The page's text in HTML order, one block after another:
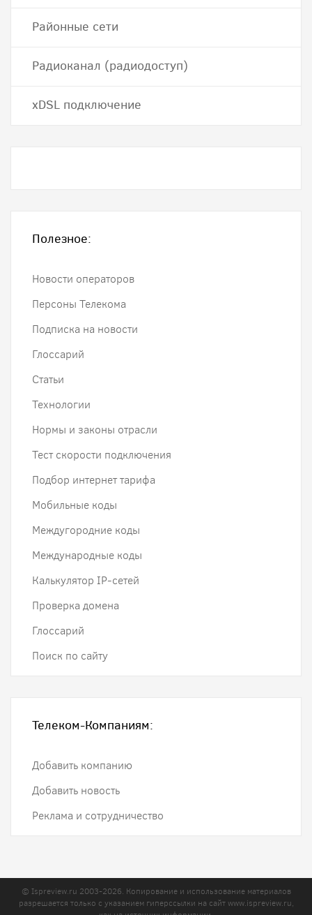
Районные сети
Радиоканал (радиодоступ)
хDSL подключение
Полезное:
Новости операторов
Персоны Телекома
Подписка на новости
Глоссарий
Статьи
Технологии
Нормы и законы отрасли
Тест скорости подключения
Подбор интернет тарифа
Мобильные коды
Междугородние коды
Международные коды
Калькулятор IP-сетей
Проверка домена
Глоссарий
Поиск по сайту
Телеком-Компаниям:
Добавить компанию
Добавить новость
Реклама и сотрудничество
© Ispreview.ru 2003-2026. Копирование и использование материалов
разрешается только с указанием гиперссылки на сайтwww.ispreview.ru,